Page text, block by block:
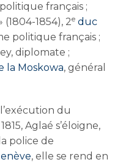
français ;
(1804-1854), 2e duc
politique français ;
diplomate ;
la Moskowa, général
du
Aglaé s’éloigne,
police de
, elle se rend en